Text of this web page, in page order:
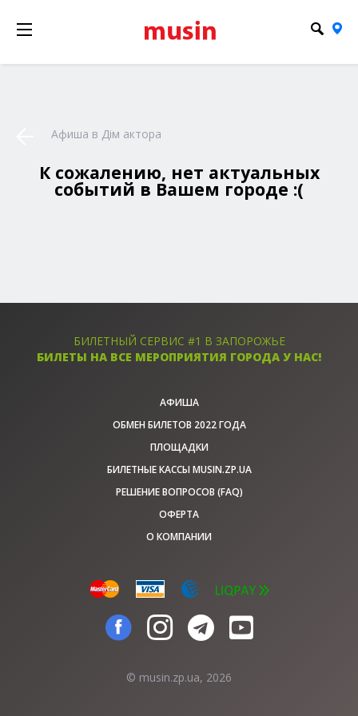
Афиша в Дім актора
К сожалению, нет актуальных
событий в Вашем городе :(
БИЛЕТНЫЙ СЕРВИС #1 В ЗАПОРОЖЬЕ
БИЛЕТЫ НА ВСЕ МЕРОПРИЯТИЯ ГОРОДА У НАС!
АФИША
ОБМЕН БИЛЕТОВ 2022 ГОДА
ПЛОЩАДКИ
БИЛЕТНЫЕ КАССЫ MUSIN.ZP.UA
РЕШЕНИЕ ВОПРОСОВ (FAQ)
ОФЕРТА
О КОМПАНИИ
© musin.zp.ua, 2026